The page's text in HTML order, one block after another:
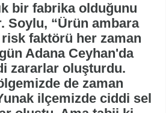
bir fabrika olduğunu
Soylu, “Ürün ambara
faktörü her zaman
Adana Ceyhan'da
zararlar oluşturdu.
de zaman
ilçemizde ciddi sel